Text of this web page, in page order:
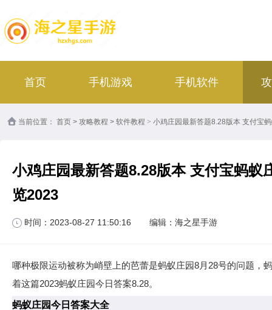
首页 手机游戏 手机软件
当前位置： 首页 > 攻略教程 > 软件教程 > 小鸡庄园最新答题8.28版本 支付宝
小鸡庄园最新答题8.28版本 支付宝蚂蚁
览2023
时间：2023-08-27 11:50:16 编辑：海之星手游
哪种极限运动被称为峭壁上的芭蕾是蚂蚁庄园8月28号的问题，
着这篇2023蚂蚁庄园今日答案8.28。
蚂蚁庄园今日答案大全